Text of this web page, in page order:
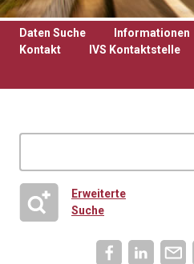
Daten Suche Informationen
Kontakt
IVS Kontaktstelle
Erweiterte
Suche